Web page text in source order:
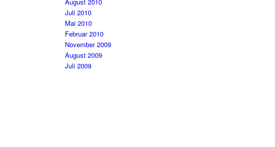
Juli 2010
Mai 2010
Februar 2010
November 2009
August 2009
Juli 2009